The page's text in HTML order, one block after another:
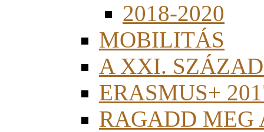
2018-2020
MOBILITÁS
A XXI.
ERASMUS+
RAGADD MEG